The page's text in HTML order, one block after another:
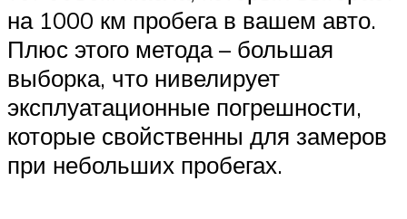
на 1000 км пробега в вашем авто.
Плюс этого метода – большая
выборка, что нивелирует
эксплуатационные погрешности,
которые свойственны для замеров
при небольших пробегах.